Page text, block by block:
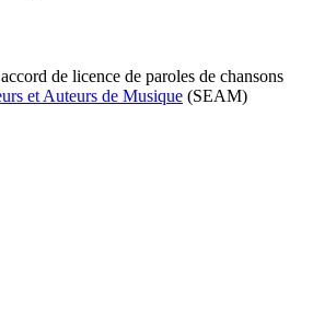
de licence de paroles de chansons
et Auteurs de Musique (SEAM)